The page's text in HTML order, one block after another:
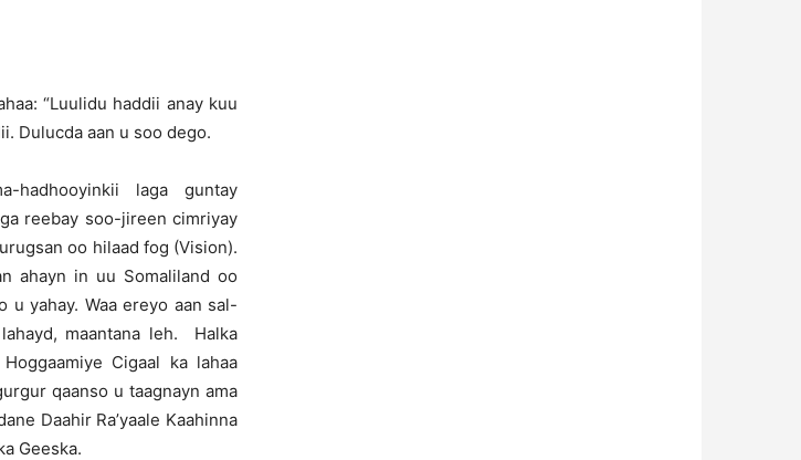
“Luulidu haddii anay kuu
Dulucda aan u soo dego.
hadhooyinkii laga guntay
reebay soo-jireen cimriyay
oo hilaad fog (Vision).
ahayn in uu Somaliland oo
u yahay. Waa ereyo aan sal-
maantana leh. Halka
Hoggaamiye Cigaal ka lahaa
qaanso u taagnayn ama
Daahir Ra’yaale Kaahinna
Geeska.